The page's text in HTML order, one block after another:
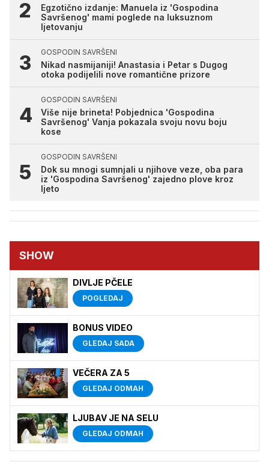
Egzotično izdanje: Manuela iz 'Gospodina
Savršenog' mami poglede na luksuznom
ljetovanju
GOSPODIN SAVRŠENI
Nikad nasmijaniji! Anastasia i Petar s Dugog
otoka podijelili nove romantične prizore
GOSPODIN SAVRŠENI
Više nije brineta! Pobjednica 'Gospodina
Savršenog' Vanja pokazala svoju novu boju
kose
GOSPODIN SAVRŠENI
Dok su mnogi sumnjali u njihove veze, oba para
iz 'Gospodina Savršenog' zajedno plove kroz
ljeto
SHOW
DIVLJE PČELE
POGLEDAJ
BONUS VIDEO
GLEDAJ SADA
VEČERA ZA 5
GLEDAJ ODMAH
LJUBAV JE NA SELU
GLEDAJ ODMAH